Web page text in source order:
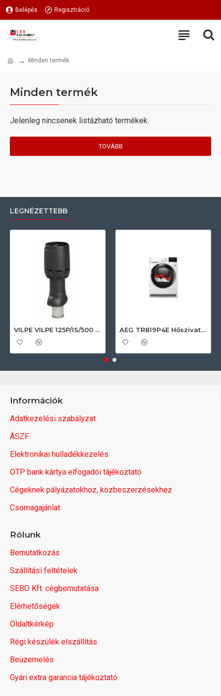
Belépés Regisztráció
Minden termék
Minden termék
Jelenleg nincsenek listázható termékek.
TOVÁBB
LEGNÉZETTEBB
VILPE VILPE 125P/IS/500 FLOW tetőszellőző, fekete Szellőztető ventilátor tartozékok AEG TR819P4E Hőszivattyús szárítógép
Információk
Adatkezelési szabályzat
ÁSZF
Elektronikai hulladékkezelés
OTP bank kártya elfogadói tájékoztató
Cégeknek pályázatokhoz, közbeszerzésekhez
Csomagajánlat
Rólunk
Bemutatkozás
Szállítási feltételek
SEBO Kft. cégbemutatása
Elérhetőségek
Oldaltkérkép
Régi készülék elszállítás
Beüzemelés
Gyári extra garancia tájékoztató